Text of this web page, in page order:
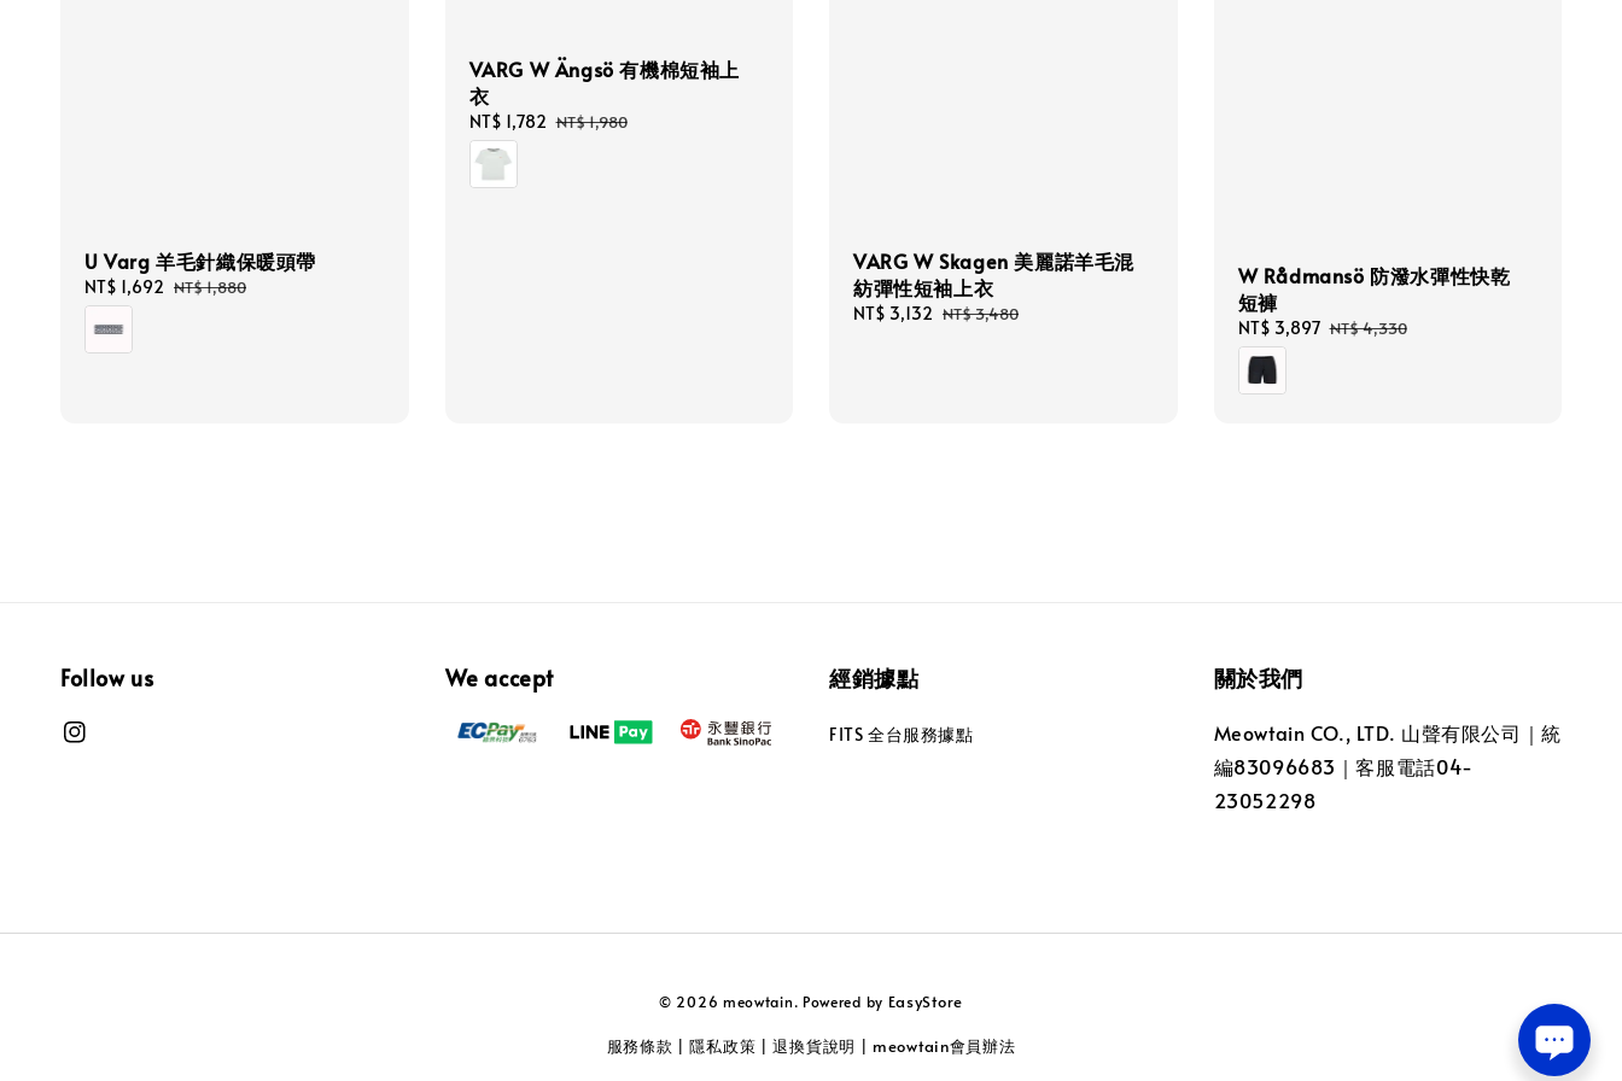
U Varg 羊毛針織保暖頭帶
Sale
price
NT$ 1,692 Regular
NT$ 1,880
VARG W Ängsö 有機棉短袖上
衣
Sale
price
NT$ 1,782 Regular
NT$ 1,980
VARG W Skagen 美麗諾羊毛混
紡彈性短袖上衣
Sale
NT$ 3,132 Regular
NT$ 3,480
W Rådmansö 防潑水彈性快乾
短褲
Sale
price
NT$ 3,897 Regular
NT$ 4,330
Follow us We accept 經銷據點
FITS 全台服務據點
關於我們
Meowtain CO., LTD. 山聲有限公司｜統
編83096683｜客服電話04-
23052298
© 2026 meowtain. Powered by EasyStore
服務條款 |隱私政策 |退換貨說明 meowtain會員辦法